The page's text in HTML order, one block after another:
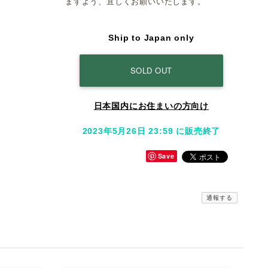
Ship to Japan only
SOLD OUT
日本国内にお住まいの方向け
2023年5月26日 23:59 に販売終了
Save
通報する